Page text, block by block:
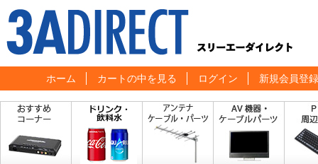
ホーム カートの中を見る ログイン 新規会員登録